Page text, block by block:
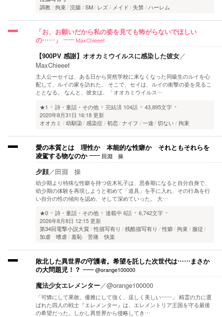
調教 拘束 浣腸 SM レズ メイド 失禁 ハーレム
「お、お願いだから私の姿を見ても怖がらないでほしい
の……」
MaxChieeef
【900PV 感謝】オオカミウイルスに感染した彼女／
MaxChieeef
主人公ーセイは、ある日から突然学校に来なくなった同級生のルイを心
配して、ルイの家を訪れた。 そこで、セイは、ルイの衝撃の姿を見るこ
ととなる。 なんと、彼女は、「オオカミウイルス…
★1
詩・童話・その他 完結済 104話
43,895文字
2020年8月31日 16:18 更新
オオカミ
幼馴染 感染症 初恋 ナイフ 一途 切ない 拘束
愛の本質とは 理性か 本能的な性癖か それともそれらを
凌駕する物なのか
田淵 操
夕顔／田淵 操
幼少期より特殊な性癖を持つ佐木礼子は、思春期になると自分自身で、
幼少期の体験を再現しようと初めて「道具」を手に入れ、その行為を行
い自分の性の傾向を認め、そして深めていった。 大…
★0
詩・童話・その他 連載中 6話
6,742文字
2026年8月8日 12:15 更新
第34回電撃小説大賞 性描写有り 残酷描写有り 性癖 拘束
服従
加虐 嗜虐 羞恥 苦痛 快楽
敗北した異世界の守護者。希望を託した次世代は……まさか
の大問題児！？
@orange100000
魔法少女エレメンター／@orange100000
「可憐にして果敢。優雅にして強く、逞しく美しい――」 精霊の力に選
ばれた四人の戦士『エレメンター』は、エレメントリア王国を守る最後
の希望だった。しかし異世界から侵略してき…